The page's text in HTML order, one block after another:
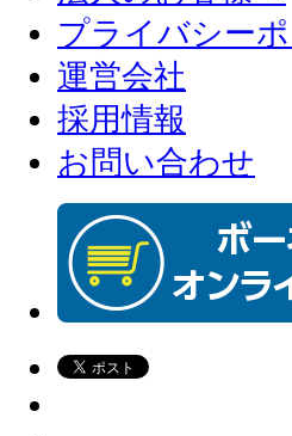
プライバシー
運営会社
採用情報
お問い合わせ